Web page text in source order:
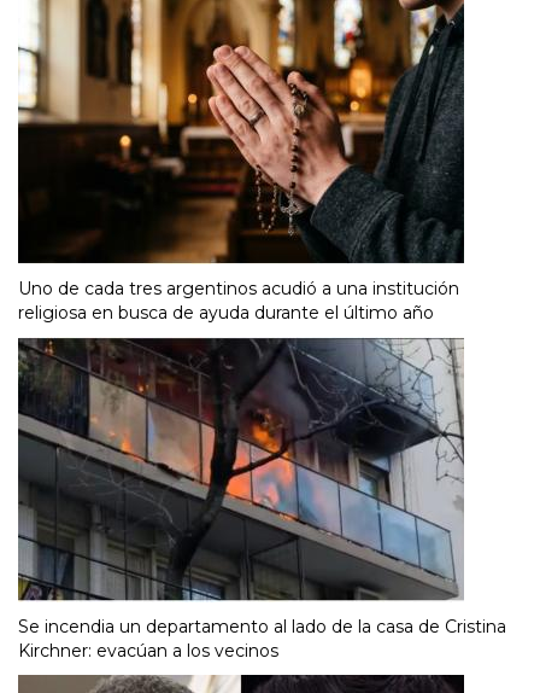
Uno de cada tres argentinos acudió a una institución
religiosa en busca de ayuda durante el último año
Se incendia un departamento al lado de la casa de Cristina
Kirchner: evacúan a los vecinos